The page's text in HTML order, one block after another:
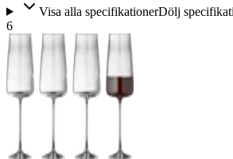
Visa alla specifikationerDölj
6